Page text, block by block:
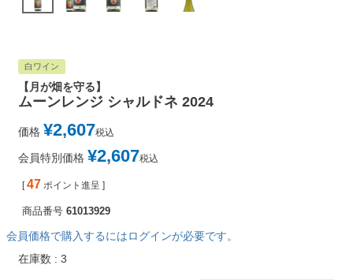
白ワイン
【月が畑を守る】
ムーンレンジ シャルドネ 2024
価格 ¥2,607税込
会員特別価格 ¥2,607税込
[ 47 ポイント進呈 ]
商品番号 61013929
会員価格で購入するにはログインが必要です。
在庫数
3